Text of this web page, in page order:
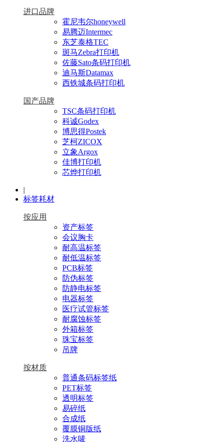
进口品牌
霍尼韦尔honeywell
易腾迈Intermec
东芝泰格TEC
斑马Zebra打印机
佐藤Sato条码打印机
迪马斯Datamax
西铁城条码打印机
国产品牌
TSC条码打印机
科诚Godex
博思得Postek
芝柯ZICOX
立象Argox
佳博打印机
芯烨打印机
|
标签耗材
按应用
资产标签
会议胸卡
耐高温标签
耐低温标签
PCB标签
防伪标签
防静电标签
电器标签
医疗试管标签
耐腐蚀标签
外箱标签
珠宝标签
吊牌
按材质
普通条码标签纸
PET标签
透明标签
易碎纸
合成纸
覆膜铜版纸
洗水唛